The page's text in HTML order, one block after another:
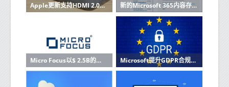
Apple更新支持HDMI 2.0的USB-C数字AV多端口适配器 新的Microsoft 365内容存储功能应用AI机器学习
Micro Focus以$ 2.5B的价格将SUSE Linux业务部门出售给EQT Microsoft提升GDPR合规性云中的存储安全性